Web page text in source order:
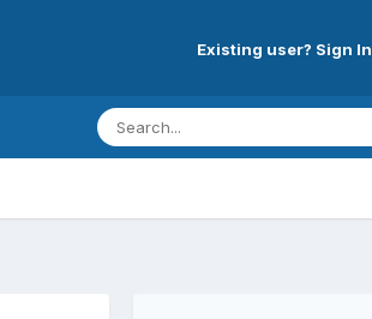
Existing user? Sign In